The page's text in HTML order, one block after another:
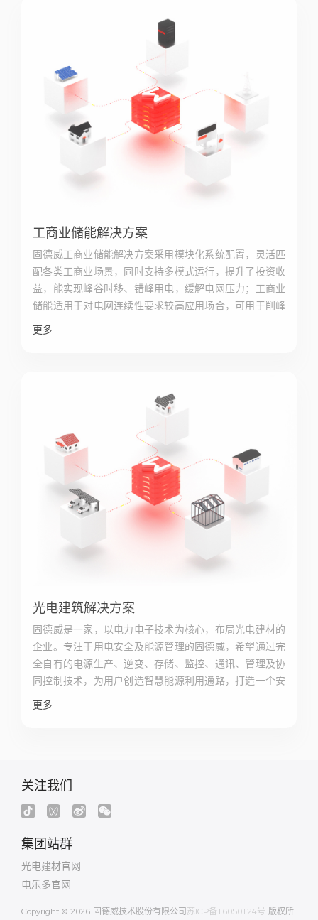
工商业储能解决方案
固德威工商业储能解决方案采用模块化系统配置，灵活匹
配各类工商业场景，同时支持多模式运行，提升了投资收
益，能实现峰谷时移、错峰用电，缓解电网压力；工商业
储能适用于对电网连续性要求较高应用场合，可用于削峰
填谷和做后备电源使用，还适用于微电网场景的应用。
更多
光电建筑解决方案
固德威是一家，以电力电子技术为核心，布局光电建材的
企业。专注于用电安全及能源管理的固德威，希望通过完
全自有的电源生产、逆变、存储、监控、通讯、管理及协
同控制技术，为用户创造智慧能源利用通路，打造一个安
全、智能、清洁能源的应用生态闭环。
更多
关注我们
集团站群
光电建材官网
电乐多官网
Copyright © 2026 固德威技术股份有限公司 苏ICP备16050124号 版权所